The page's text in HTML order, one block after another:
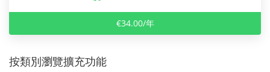
€34.00/年
按類別瀏覽擴充功能